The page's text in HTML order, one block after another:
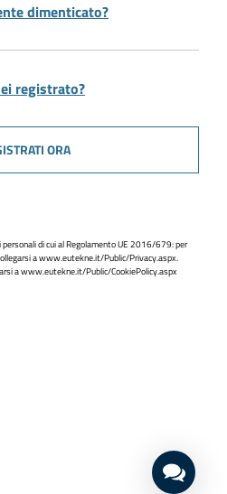
dimenticato?
registrato?
ORA
di cui al Regolamento UE 2016/679: per
awww.eutekne.it/Public/Privacy.aspx.
awww.eutekne.it/Public/CookiePolicy.aspx